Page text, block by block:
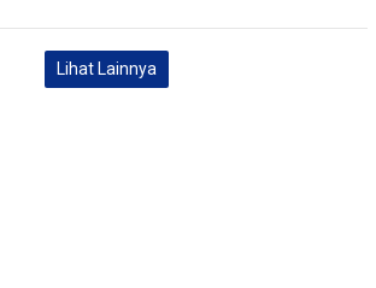
Lihat Lainnya